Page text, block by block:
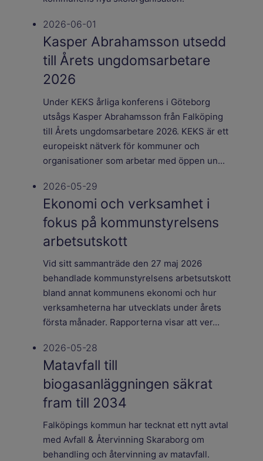
2026-06-01
Kasper Abrahamsson utsedd
till Årets ungdomsarbetare
2026
Under KEKS årliga konferens i Göteborg
utsågs Kasper Abrahamsson från Falköping
till Årets ungdomsarbetare 2026. KEKS är ett
europeiskt nätverk för kommuner och
organisationer som arbetar med öppen un...
2026-05-29
Ekonomi och verksamhet i
fokus på kommunstyrelsens
arbetsutskott
Vid sitt sammanträde den 27 maj 2026
behandlade kommunstyrelsens arbetsutskott
bland annat kommunens ekonomi och hur
verksamheterna har utvecklats under årets
första månader. Rapporterna visar att ver...
2026-05-28
Matavfall till
biogasanläggningen säkrat
fram till 2034
Falköpings kommun har tecknat ett nytt avtal
med Avfall & Återvinning Skaraborg om
behandling och återvinning av matavfall.